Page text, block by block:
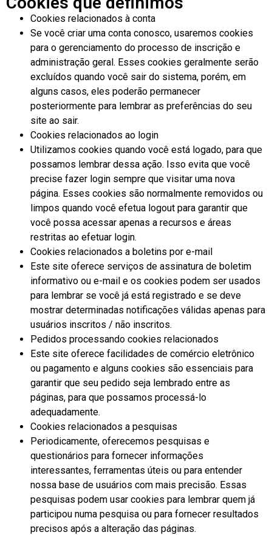
Cookies relacionados à conta
Se você criar uma conta conosco, usaremos cookies
para o gerenciamento do processo de inscrição e
administração geral. Esses cookies geralmente serão
excluídos quando você sair do sistema, porém, em
alguns casos, eles poderão permanecer
posteriormente para lembrar as preferências do seu
site ao sair.
Cookies relacionados ao login
Utilizamos cookies quando você está logado, para que
possamos lembrar dessa ação. Isso evita que você
precise fazer login sempre que visitar uma nova
página. Esses cookies são normalmente removidos ou
limpos quando você efetua logout para garantir que
você possa acessar apenas a recursos e áreas
restritas ao efetuar login.
Cookies relacionados a boletins por e-mail
Este site oferece serviços de assinatura de boletim
informativo ou e-mail e os cookies podem ser usados ​​
para lembrar se você já está registrado e se deve
mostrar determinadas notificações válidas apenas para
usuários inscritos / não inscritos.
Pedidos processando cookies relacionados
Este site oferece facilidades de comércio eletrônico
ou pagamento e alguns cookies são essenciais para
garantir que seu pedido seja lembrado entre as
páginas, para que possamos processá-lo
adequadamente.
Cookies relacionados a pesquisas
Periodicamente, oferecemos pesquisas e
questionários para fornecer informações
interessantes, ferramentas úteis ou para entender
nossa base de usuários com mais precisão. Essas
pesquisas podem usar cookies para lembrar quem já
participou numa pesquisa ou para fornecer resultados
precisos após a alteração das páginas.